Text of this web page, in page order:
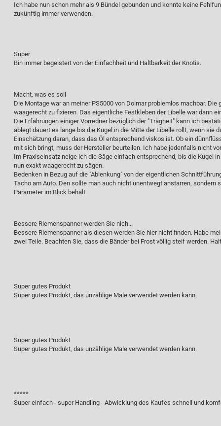
Ich habe nun schon mehr als 9 Bündel gebunden und konnte keine
zukünftig immer verwenden.
Super
Bin immer begeistert von der Einfachheit und Haltbarkeit der Knotis.
Macht, was es soll
Die Montage war an meiner PS5000 von Dolmar problemlos machbar.
waagerecht zu fixieren. Das eigentliche Festkleben der Libelle war dann
Die Erfahrungen einiger Vorredner bezüglich der "Trägheit" kann ich
ablegt dauert es lange bis die Kugel in die Mitte der Libelle rollt, wenn sie
Einschätzung daran, dass das Öl entsprechend viskos ist. Ob ein
mit sich bringt, muss der Hersteller beurteilen. Ich habe jedenfalls nicht
Im Praxiseinsatz neige ich die Säge einfach entsprechend, bis die Kugel
nun exakt waagerecht zu sägen.
Bedenken in Bezug auf die "Ablenkung" von der eigentlichen
Tacho am Auto. Den sollte man auch nicht unentwegt anstarren,
Parameter im Blick behält.
Bessere Riemenspanner werden Sie nich...
Bessere Riemenspanner als diesen werden Sie hier nicht finden. Habe
zwei Teile. Beachten Sie, dass die Bänder bei Frost völlig steif werden.
Super gutes Produkt
Super gutes Produkt, das unzählige Male verwendet werden kann.
Super gutes Produkt
Super gutes Produkt, das unzählige Male verwendet werden kann.
*****
Super einfach - super Handling - Abwicklung des Kaufes schnell und